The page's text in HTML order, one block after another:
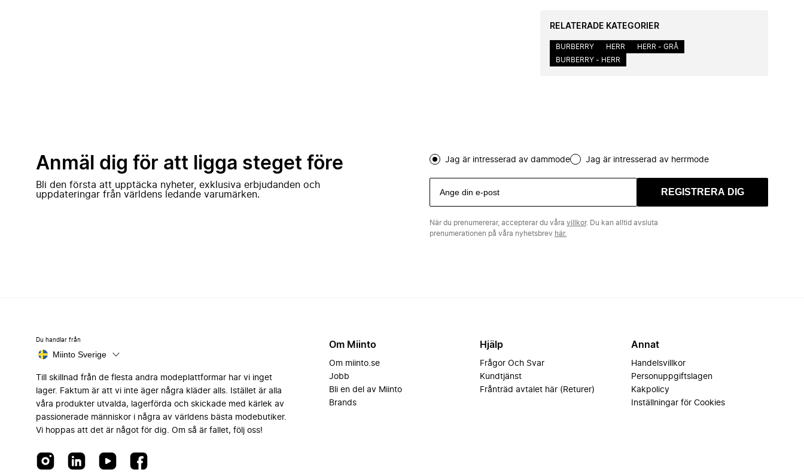
RELATERADE KATEGORIER
BURBERRY HERR
HERR - GRÅ
BURBERRY - HERR
Anmäl dig för att ligga steget före
Bli den första att upptäcka nyheter, exklusiva erbjudanden och
uppdateringar från världens ledande varumärken.
Jag är intresserad av dammode Jag är intresserad av herrmode
REGISTRERA DIG
När du prenumererar, accepterar du våra villkor. Du kan alltid avsluta
prenumerationen på våra nyhetsbrev här.
Du handlar från
Miinto Sverige
Till skillnad från de flesta andra modeplattformar har vi inget
lager. Faktum är att vi inte äger några kläder alls. Istället är alla
våra produkter utvalda, lagerförda och skickade med kärlek av
passionerade människor i några av världens bästa modebutiker.
Vi hoppas att det är något för dig. Om så är fallet, följ oss!
Om Miinto
Om miinto.se
Jobb
Bli en del av Miinto
Brands
Hjälp
Frågor Och Svar
Kundtjänst
Frånträd avtalet här (Returer)
Annat
Handelsvillkor
Personuppgiftslagen
Kakpolicy
Inställningar för Cookies